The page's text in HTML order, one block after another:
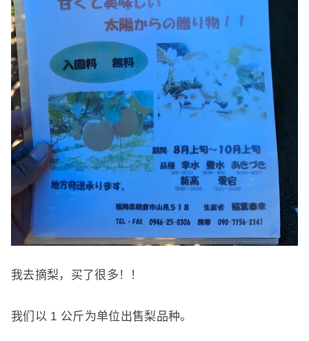
我去摘梨，买了很多！ ！
我们以 1 公斤为单位出售梨品种。